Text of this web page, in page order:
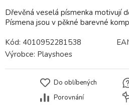
Dřevěná veselá písmenka motivují
Písmena jsou v pěkné barevné
Kód: 4010952281538
Výrobce: Playshoes
Do oblíbených
Porovnání